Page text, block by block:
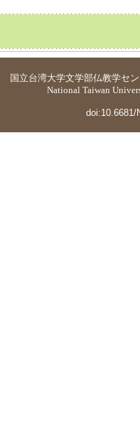
国立台湾大学文学部仏教学セ
National Taiwan
doi:10.6681/